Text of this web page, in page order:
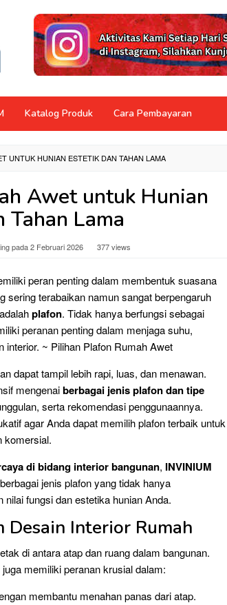
Katalog Produk Cara Pembayaran
UNTUK HUNIAN ESTETIK DAN TAHAN LAMA
Awet untuk Hunian
Tahan Lama
pada2 Februari 2026 377 views
peran penting dalam membentuk suasana
sering terabaikan namun sangat berpengaruh
plafon. Tidak hanya berfungsi sebagai
peranan penting dalam menjaga suhu,
~ Pilihan Plafon Rumah Awet
dapat tampil lebih rapi, luas, dan menawan.
mengenaiberbagai jenis plafon dan tipe
serta rekomendasi penggunaannya.
agar Anda dapat memilih plafon terbaik untuk
komersial.
di bidang interior bangunan, INVINIUM
jenis plafon yang tidak hanya
fungsi dan estetika hunian Anda.
Interior Rumah
di antara atap dan ruang dalam bangunan.
memiliki peranan krusial dalam:
membantu menahan panas dari atap.